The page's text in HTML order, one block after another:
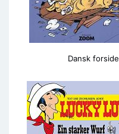
Dansk forside